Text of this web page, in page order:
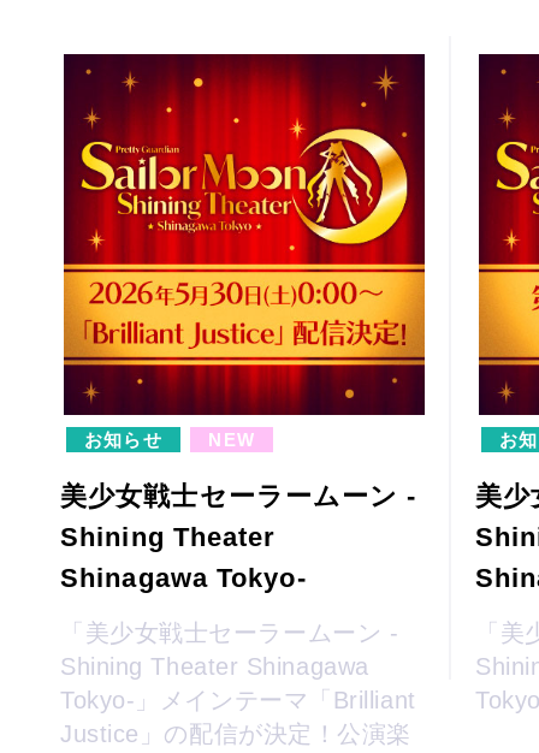
お知らせ NEW
美少女戦士セーラームーン -
Shining Theater
Shinagawa Tokyo-
「美少女戦士セーラームーン -
Shining Theater Shinagawa
Tokyo-」メインテーマ「Brilliant
Justice」の配信が決定！公演楽
お
美
「